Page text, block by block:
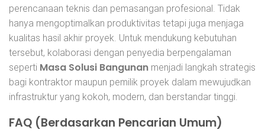
perencanaan teknis dan pemasangan profesional. Tidak
hanya mengoptimalkan produktivitas tetapi juga menjaga
kualitas hasil akhir proyek. Untuk mendukung kebutuhan
tersebut, kolaborasi dengan penyedia berpengalaman
seperti Masa Solusi Bangunan menjadi langkah strategis
bagi kontraktor maupun pemilik proyek dalam mewujudkan
infrastruktur yang kokoh, modern, dan berstandar tinggi.
FAQ (Berdasarkan Pencarian Umum)